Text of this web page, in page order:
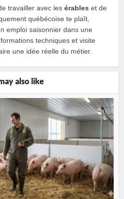
travailler avec lesérables et de
québécoise te plaît,
emploi saisonnier dans une
techniques et visite
une idée réelle du métier.
also like